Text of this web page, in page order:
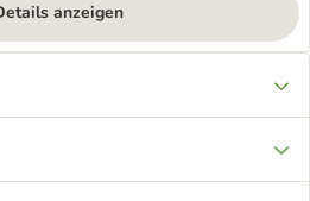
anzeigen